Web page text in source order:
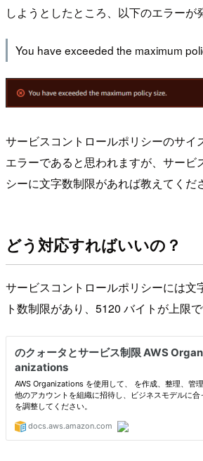
しようとしたところ、以下のエラーが
You have exceeded the maximum
サービスコントロールポリシーのサイ
エラーであると思われますが、サービ
シーに文字数制限があれば教えてくだ
どう対応すればいいの？
サービスコントロールポリシーには文
ト数制限があり、5120 バイトが上限で